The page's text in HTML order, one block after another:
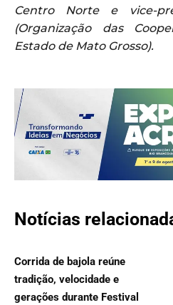
Centro Norte e vice-
(Organização das
Estado de Mato Grosso).
Notícias
Corrida de bajola reúne
tradição, velocidade e
gerações durante Festival